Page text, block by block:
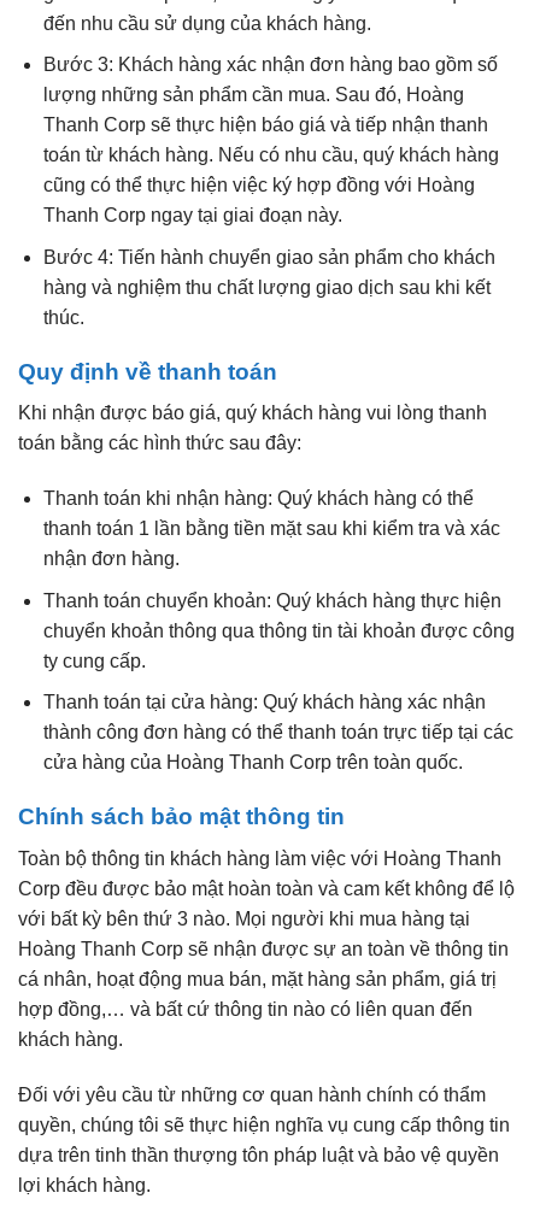
đến nhu cầu sử dụng của khách hàng.
Bước 3: Khách hàng xác nhận đơn hàng bao gồm số
lượng những sản phẩm cần mua. Sau đó, Hoàng
Thanh Corp sẽ thực hiện báo giá và tiếp nhận thanh
toán từ khách hàng. Nếu có nhu cầu, quý khách hàng
cũng có thể thực hiện việc ký hợp đồng với Hoàng
Thanh Corp ngay tại giai đoạn này.
Bước 4: Tiến hành chuyển giao sản phẩm cho khách
hàng và nghiệm thu chất lượng giao dịch sau khi kết
thúc.
Quy định về thanh toán
Khi nhận được báo giá, quý khách hàng vui lòng thanh
toán bằng các hình thức sau đây:
Thanh toán khi nhận hàng: Quý khách hàng có thể
thanh toán 1 lần bằng tiền mặt sau khi kiểm tra và xác
nhận đơn hàng.
Thanh toán chuyển khoản: Quý khách hàng thực hiện
chuyển khoản thông qua thông tin tài khoản được công
ty cung cấp.
Thanh toán tại cửa hàng: Quý khách hàng xác nhận
thành công đơn hàng có thể thanh toán trực tiếp tại các
cửa hàng của Hoàng Thanh Corp trên toàn quốc.
Chính sách bảo mật thông tin
Toàn bộ thông tin khách hàng làm việc với Hoàng Thanh
Corp đều được bảo mật hoàn toàn và cam kết không để lộ
với bất kỳ bên thứ 3 nào. Mọi người khi mua hàng tại
Hoàng Thanh Corp sẽ nhận được sự an toàn về thông tin
cá nhân, hoạt động mua bán, mặt hàng sản phẩm, giá trị
hợp đồng,… và bất cứ thông tin nào có liên quan đến
khách hàng.
Đối với yêu cầu từ những cơ quan hành chính có thẩm
quyền, chúng tôi sẽ thực hiện nghĩa vụ cung cấp thông tin
dựa trên tinh thần thượng tôn pháp luật và bảo vệ quyền
lợi khách hàng.